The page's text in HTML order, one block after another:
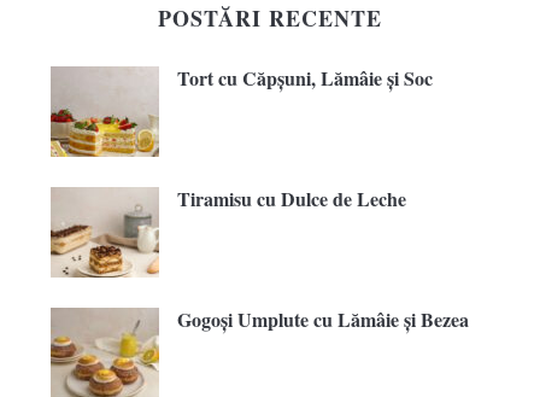
POSTĂRI RECENTE
Tort cu Căpșuni, Lămâie și Soc
Tiramisu cu Dulce de Leche
Gogoși Umplute cu Lămâie și Bezea